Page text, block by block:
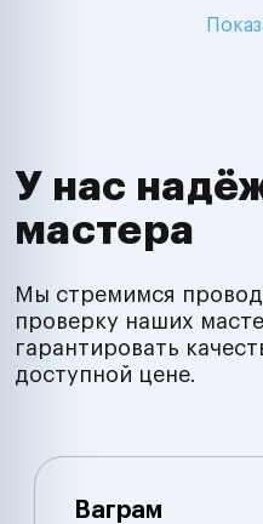
У нас
мастера
Мы стремимся
проверку наших
гарантировать
доступной цене.
Ваграм